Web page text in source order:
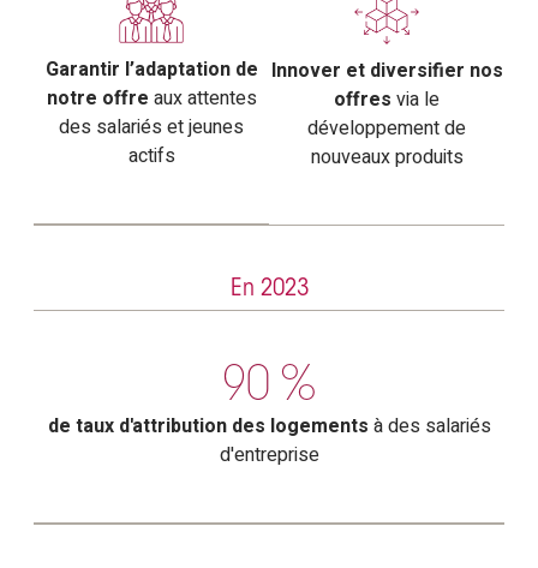
Garantir l’adaptation de
notre offre aux attentes
des salariés et jeunes
actifs
Innover et diversifier nos
offres via le
développement de
nouveaux produits
En 2023
90 %
de taux d'attribution des logements à des salariés
d'entreprise